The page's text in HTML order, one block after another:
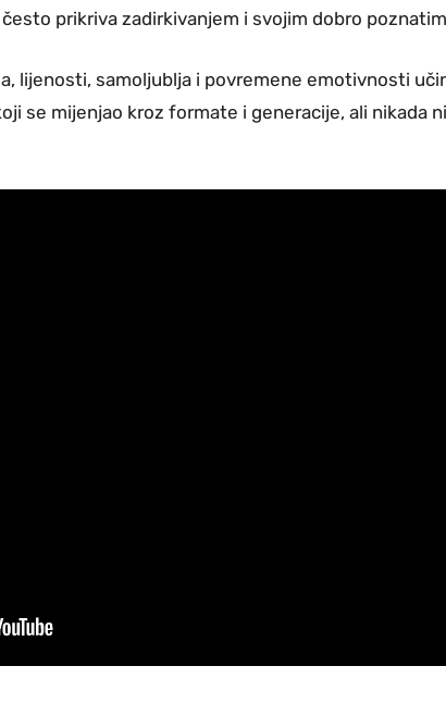
prikriva zadirkivanjem i svojim dobro
lijenosti, samoljublja i povremene emotivnosti
se mijenjao kroz formate i generacije, ali nikada